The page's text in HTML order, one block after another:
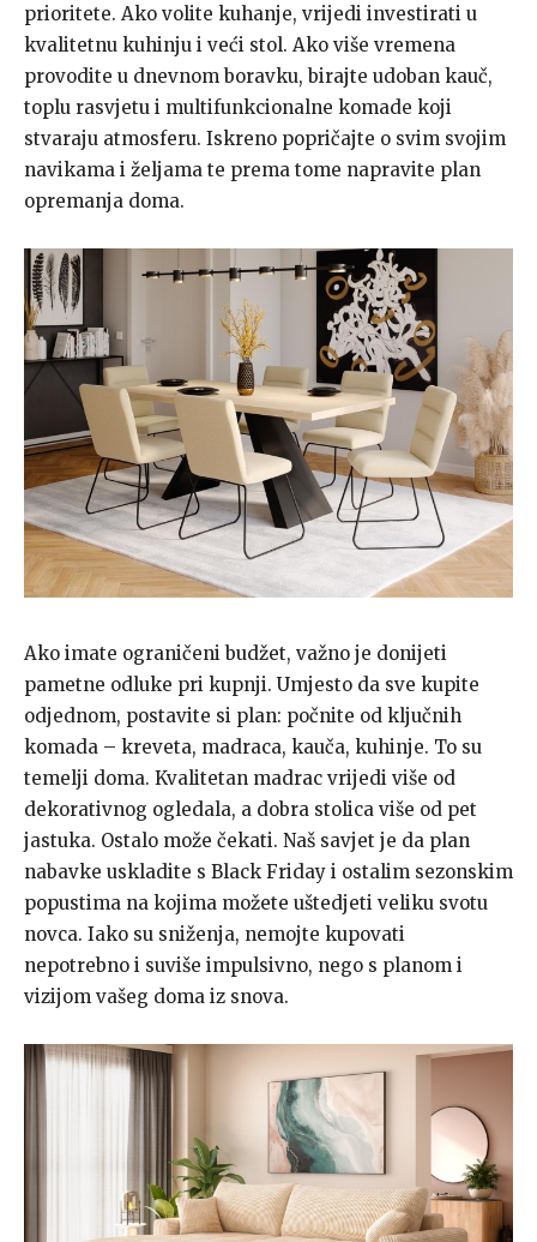
prioritete. Ako volite kuhanje, vrijedi investirati u
kvalitetnu kuhinju i veći stol. Ako više vremena
provodite u dnevnom boravku, birajte udoban kauč,
toplu rasvjetu i multifunkcionalne komade koji
stvaraju atmosferu. Iskreno popričajte o svim svojim
navikama i željama te prema tome napravite plan
opremanja doma.
Ako imate ograničeni budžet, važno je donijeti
pametne odluke pri kupnji. Umjesto da sve kupite
odjednom, postavite si plan: počnite od ključnih
komada – kreveta, madraca, kauča, kuhinje. To su
temelji doma. Kvalitetan madrac vrijedi više od
dekorativnog ogledala, a dobra stolica više od pet
jastuka. Ostalo može čekati. Naš savjet je da plan
nabavke uskladite s Black Friday i ostalim sezonskim
popustima na kojima možete uštedjeti veliku svotu
novca. Iako su sniženja, nemojte kupovati
nepotrebno i suviše impulsivno, nego s planom i
vizijom vašeg doma iz snova.